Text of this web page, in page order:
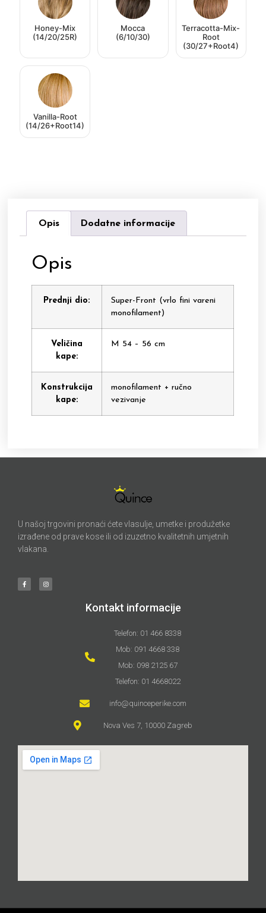
Honey-Mix
(14/20/25R)
Mocca
(6/10/30)
Terracotta-Mix-
Root
(30/27+Root4)
Vanilla-Root
(14/26+Root14)
Opis Dodatne informacije
Opis
Prednji dio:
Super-Front (vrlo fini vareni
monofilament)
Veličina
kape:
M 54 – 56 cm
Konstrukcija
kape:
monofilament + ručno
vezivanje
U našoj trgovini pronaći ćete vlasulje, umetke i produžetke
izrađene od prave kose ili od izuzetno kvalitetnih umjetnih
vlakana.
Kontakt informacije
Telefon: 01 466 8338
Mob: 091 4668 338
Mob: 098 2125 67
Telefon: 01 4668022
info@quinceperike.com
Nova Ves 7, 10000 Zagreb